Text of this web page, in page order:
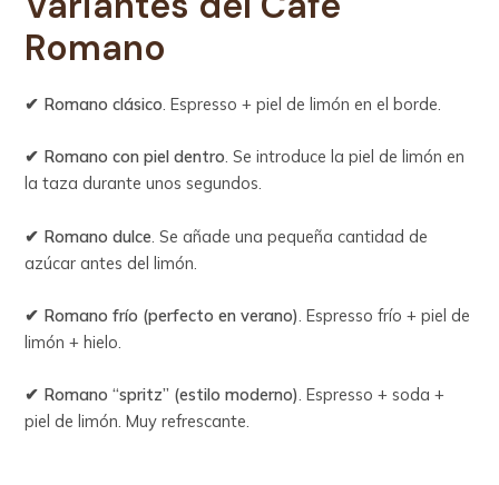
Romano
✔ Romano clásico. Espresso + piel de limón en el borde.
✔ Romano con piel dentro. Se introduce la piel de limón en
la taza durante unos segundos.
✔ Romano dulce . Se añade una pequeña cantidad de
azúcar antes del limón.
✔ Romano frío (perfecto en verano). Espresso frío + piel de
limón + hielo.
✔ Romano “spritz” (estilo moderno). Espresso + soda +
piel de limón. Muy refrescante.